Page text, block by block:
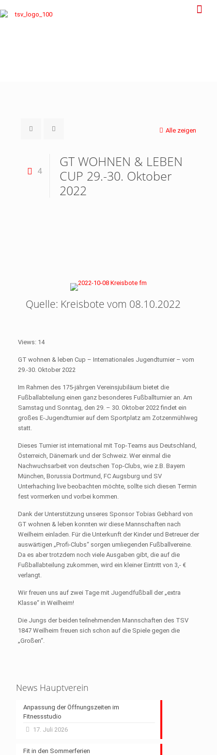
Alle zeigen
4
GT WOHNEN & LEBEN
CUP 29.-30. Oktober
2022
Quelle: Kreisbote vom 08.10.2022
Views: 14
GT wohnen & leben Cup – Internationales Jugendturnier – vom
29.-30. Oktober 2022
Im Rahmen des 175-jährgen Vereinsjubiläum bietet die
Fußballabteilung einen ganz besonderes Fußballturnier an. Am
Samstag und Sonntag, den 29. – 30. Oktober 2022 findet ein
großes E-Jugendturnier auf dem Sportplatz am Zotzenmühlweg
statt.
Dieses Turnier ist international mit Top-Teams aus Deutschland,
Österreich, Dänemark und der Schweiz. Wer einmal die
Nachwuchsarbeit von deutschen Top-Clubs, wie z.B. Bayern
München, Borussia Dortmund, FC Augsburg und SV
Unterhaching live beobachten möchte, sollte sich diesen Termin
fest vormerken und vorbei kommen.
Dank der Unterstützung unseres Sponsor Tobias Gebhard von
GT wohnen & leben konnten wir diese Mannschaften nach
Weilheim einladen. Für die Unterkunft der Kinder und Betreuer der
auswärtigen „Profi-Clubs“ sorgen umliegenden Fußballvereine.
Da es aber trotzdem noch viele Ausgaben gibt, die auf die
Fußballabteilung zukommen, wird ein kleiner Eintritt von 3,- €
verlangt.
Wir freuen uns auf zwei Tage mit Jugendfußball der „extra
Klasse“ in Weilheim!
Die Jungs der beiden teilnehmenden Mannschaften des TSV
1847 Weilheim freuen sich schon auf die Spiele gegen die
„Großen“.
News Hauptverein
Anpassung der Öffnungszeiten im
Fitnessstudio
17. Juli 2026
Fit in den Sommerferien